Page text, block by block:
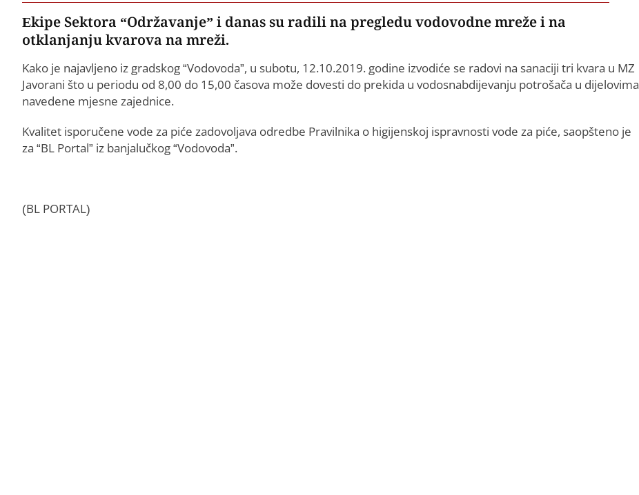
Ekipe Sektora “Održavanje” i danas su radili na pregledu vodovodne mreže i na
otklanjanju kvarova na mreži.
Kako je najavljeno iz gradskog “Vodovoda”, u subotu, 12.10.2019. godine izvodiće se radovi na sanaciji tri kvara u MZ
Javorani što u periodu od 8,00 do 15,00 časova može dovesti do prekida u vodosnabdijevanju potrošača u dijelovima
navedene mjesne zajednice.
Kvalitet isporučene vode za piće zadovoljava odredbe Pravilnika o higijenskoj ispravnosti vode za piće, saopšteno je
za “BL Portal” iz banjalučkog “Vodovoda”.
(BL PORTAL)